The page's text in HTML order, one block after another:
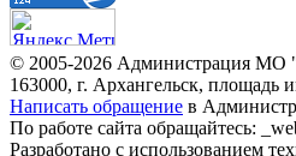
© 2005-2026 Администрация МО
163000, г. Архангельск,
Написать обращение в
По работе сайта обращайтесь:
Разработано с использованием